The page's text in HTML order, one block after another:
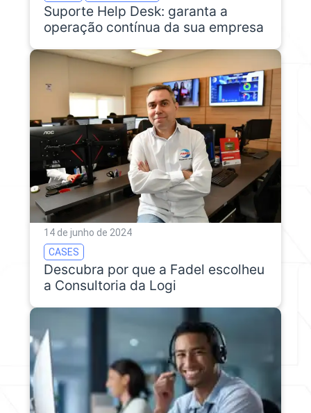
Suporte Help Desk: garanta a
operação contínua da sua empresa
14 de junho de 2024
CASES
Descubra por que a Fadel escolheu
a Consultoria da Logi